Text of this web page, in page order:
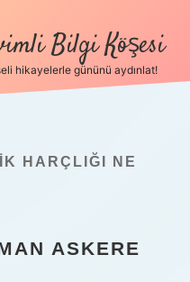
Bilgi Köşesi
hikayelerle gününü aydınlat!
HARÇLIĞI NE
ASKERE